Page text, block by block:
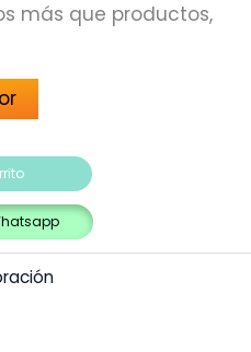
más que productos,